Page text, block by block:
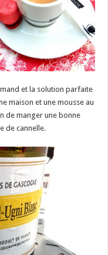
et la solution parfaite
maison et une mousse au
de manger une bonne
de cannelle.